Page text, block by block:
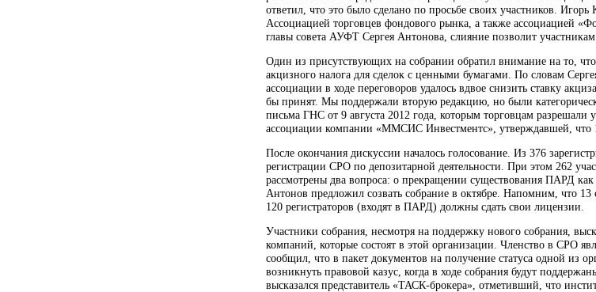
ответил, что это было сделано по просьбе своих участников.
Ассоциацией торговцев фондового рынка, а также ассоциацией
главы совета АУФТ Сергея Антонова, слияние позволит
Один из присутствующих на собрании обратил внимание на то,
акцизного налога для сделок с ценными бумагами. По словам
ассоциации в ходе переговоров удалось вдвое снизить ставку
бы принят. Мы поддержали вторую редакцию, но были
письма ГНС от 9 августа 2012 года, которым торговцам
ассоциации компании «ММСИС Инвестментс», утверждавшей, что
После окончания дискуссии началось голосование. Из 376
регистрации СРО по депозитарной деятельности. При этом 262
рассмотрены два вопроса: о прекращении существования ПАРД
Антонов предложил созвать собрание в октябре. Напомним, что 13
120 регистраторов (входят в ПАРД) должны сдать свои лицензии.
Участники собрания, несмотря на поддержку нового собрания,
компаний, которые состоят в этой организации. Членство в СРО
сообщил, что в пакет документов на получение статуса одной из
возникнуть правовой казус, когда в ходе собрания будут
высказался представитель «ТАСК-брокера», отметивший, что